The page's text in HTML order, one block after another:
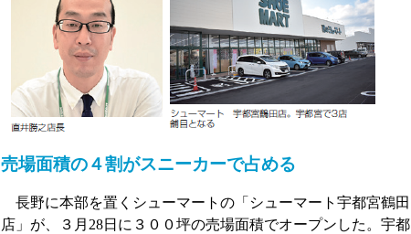
売場面積の４割がスニーカーで占める
長野に本部を置くシューマートの「シューマート宇都宮鶴田
店」が、３月28日に３００坪の売場面積でオープンした。宇都